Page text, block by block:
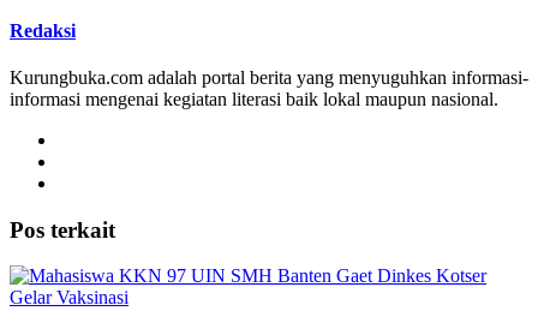
Redaksi
Kurungbuka.com adalah portal berita yang menyuguhkan informasi-
informasi mengenai kegiatan literasi baik lokal maupun nasional.
Pos terkait